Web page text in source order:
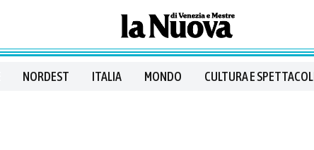
NORDEST ITALIA MONDO CULTURA E